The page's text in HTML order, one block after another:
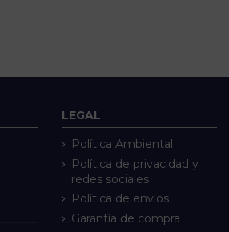
LEGAL
Política Ambiental
Política de privacidad y
redes sociales
Política de envíos
Garantía de compra